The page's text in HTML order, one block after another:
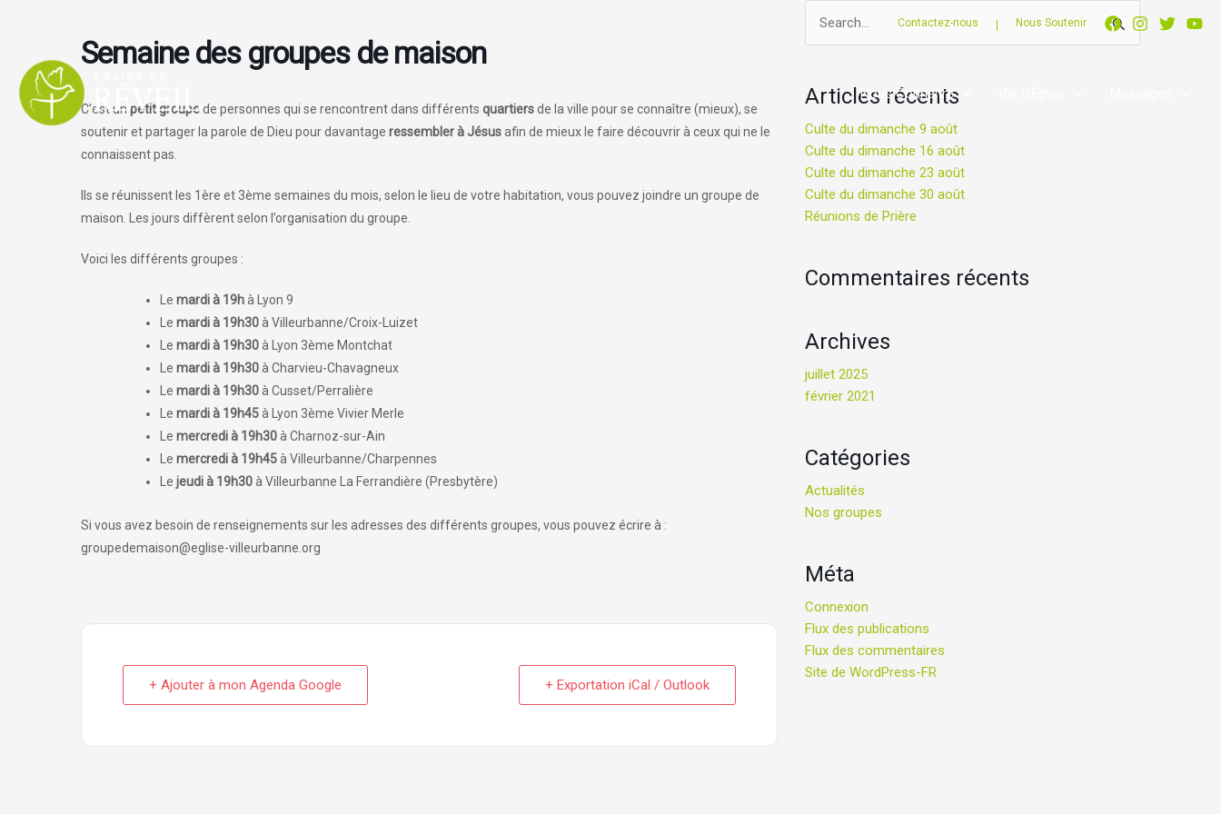
Contactez-nous Nous Soutenir
Nous Connaître
Semaine des groupes de maison
C’est un petit groupede personnes qui se rencontrent dans différents quartiersde la ville pour se connaître (mieux), se
soutenir et partager la parole de Dieu pour davantage ressembler à Jésusafin de mieux le faire découvrir à ceux qui ne le
connaissent pas.
Ils se réunissent les 1ère et 3ème semaines du mois, selon le lieu de votre habitation, vous pouvez joindre un groupe de
maison. Les jours diffèrent selon l’organisation du groupe.
Voici les différents groupes :
Le mardi à 19hà Lyon 9
Le mardi à 19h30à Villeurbanne/Croix-Luizet
Le mardi à 19h30à Lyon 3ème Montchat
Le mardi à 19h30à Charvieu-Chavagneux
Le mardi à 19h30à Cusset/Perralière
Le mardi à 19h45à Lyon 3ème Vivier Merle
Le mercredià 19h30à Charnoz-sur-Ain
Le mercredi à 19h45à Villeurbanne/Charpennes
Le jeudi à 19h30à Villeurbanne La Ferrandière (Presbytère)
Si vous avez besoin de renseignements sur les adresses des différents groupes, vous pouvez écrire à :
groupedemaison@eglise-villeurbanne.org
+ Ajouter à mon Agenda Google + Exportation iCal / Outlook
Rechercher :
Articles récents
Culte du dimanche 9 août
Culte du dimanche 16 août
Culte du dimanche 23 août
Culte du dimanche 30 août
Réunions de Prière
Commentaires récents
Archives
juillet 2025
février 2021
Catégories
Actualités
Nos groupes
Méta
Connexion
Flux des publications
Flux des commentaires
Site de WordPress-FR